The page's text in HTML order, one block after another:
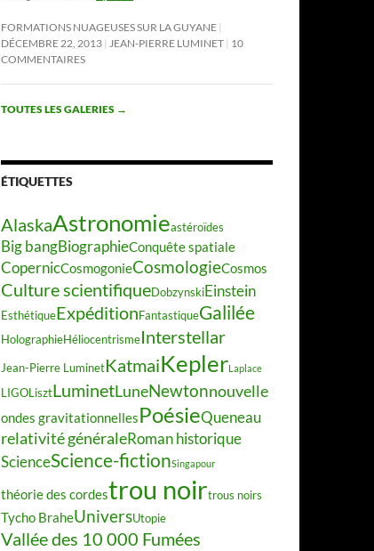
FORMATIONS NUAGEUSES SUR LA GUYANE
DÉCEMBRE 22, 2013 JEAN-PIERRE LUMINET 10
COMMENTAIRES
TOUTES LES GALERIES →
ÉTIQUETTES
AlaskaAstronomieastéroïdes
Big bangBiographieConquête spatiale
CopernicCosmogonieCosmologieCosmos
Culture scientifiqueDobzynskiEinstein
EsthétiqueExpéditionFantastiqueGalilée
HolographieHéliocentrismeInterstellar
Jean-Pierre LuminetKatmaiKeplerLaplace
LIGOLisztLuminetLuneNewtonnouvelle
ondes gravitationnellesPoésieQueneau
relativité généraleRoman historique
ScienceScience-fictionSingapour
théorie des cordestrou noirtrous noirs
Tycho BraheUniversUtopie
Vallée des 10 000 Fumées